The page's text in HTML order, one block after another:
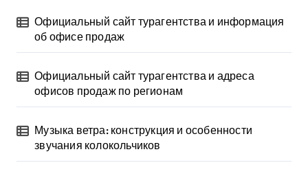
Официальный сайт турагентства и информация
об офисе продаж
Официальный сайт турагентства и адреса
офисов продаж по регионам
Музыка ветра: конструкция и особенности
звучания колокольчиков